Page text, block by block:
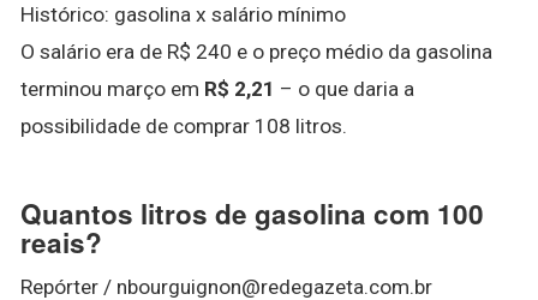
Histórico: gasolina x salário mínimo
O salário era de R$ 240 e o preço médio da gasolina
terminou março em R$ 2,21 – o que daria a
possibilidade de comprar 108 litros.
Quantos litros de gasolina com 100
reais?
Repórter / nbourguignon@redegazeta.com.br